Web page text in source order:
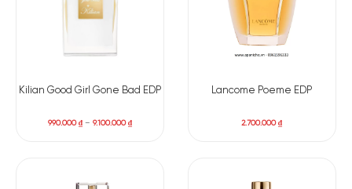
MIDDLE NOTES
Kilian Good Girl Gone Bad EDP
990.000₫– 9.100.000₫
Lancome Poeme EDP
2.700.000₫